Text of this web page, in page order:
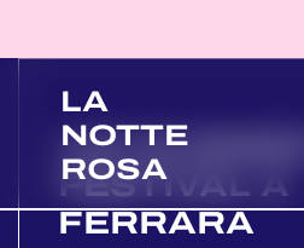
LA
NOTTE
ROSA
105 SUMMER
FESTIVAL A
FERRARA